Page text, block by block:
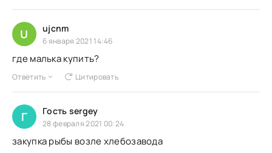
U ujcnm
6 января 2021 14:46
где малька купить?
Ответить Цитировать
Г Гость sergey
28 февраля 2021 00:24
закупка рыбы возле хлебозавода